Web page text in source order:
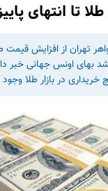
تا انتهای
تهران از افزایش قیمت
رشد بهای اونس جهانی خبر
در بازار طلا وجود